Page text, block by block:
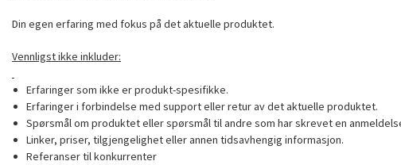
Din egen erfaring med fokus på det aktuelle produktet.
Vennligst ikke inkluder:
Erfaringer som ikke er produkt-spesifikke.
Erfaringer i forbindelse med support eller retur av det aktuelle produktet.
Spørsmål om produktet eller spørsmål til andre som har skrevet en
Linker, priser, tilgjengelighet eller annen tidsavhengig informasjon.
Referanser til konkurrenter